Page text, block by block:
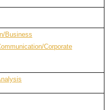
Business
Corporate